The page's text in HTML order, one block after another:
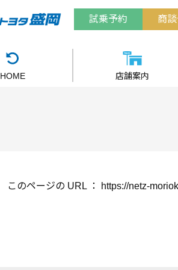
試乗予約 商
HOME 店舗案内
このページの URL ： https://netz-